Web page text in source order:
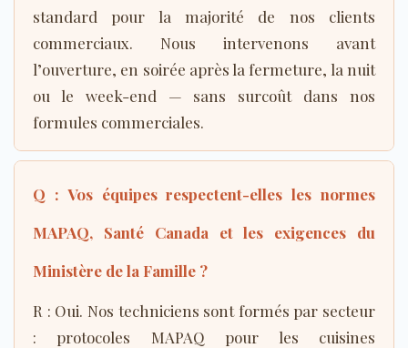
standard pour la majorité de nos clients
commerciaux. Nous intervenons avant
l’ouverture, en soirée après la fermeture, la nuit
ou le week-end — sans surcoût dans nos
formules commerciales.
Q : Vos équipes respectent-elles les normes
MAPAQ, Santé Canada et les exigences du
Ministère de la Famille ?
R : Oui. Nos techniciens sont formés par secteur
: protocoles MAPAQ pour les cuisines